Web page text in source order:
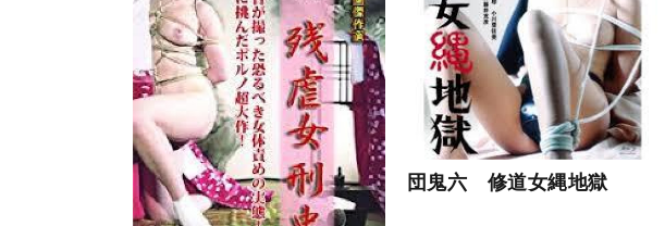
団鬼六 修道女縄地獄